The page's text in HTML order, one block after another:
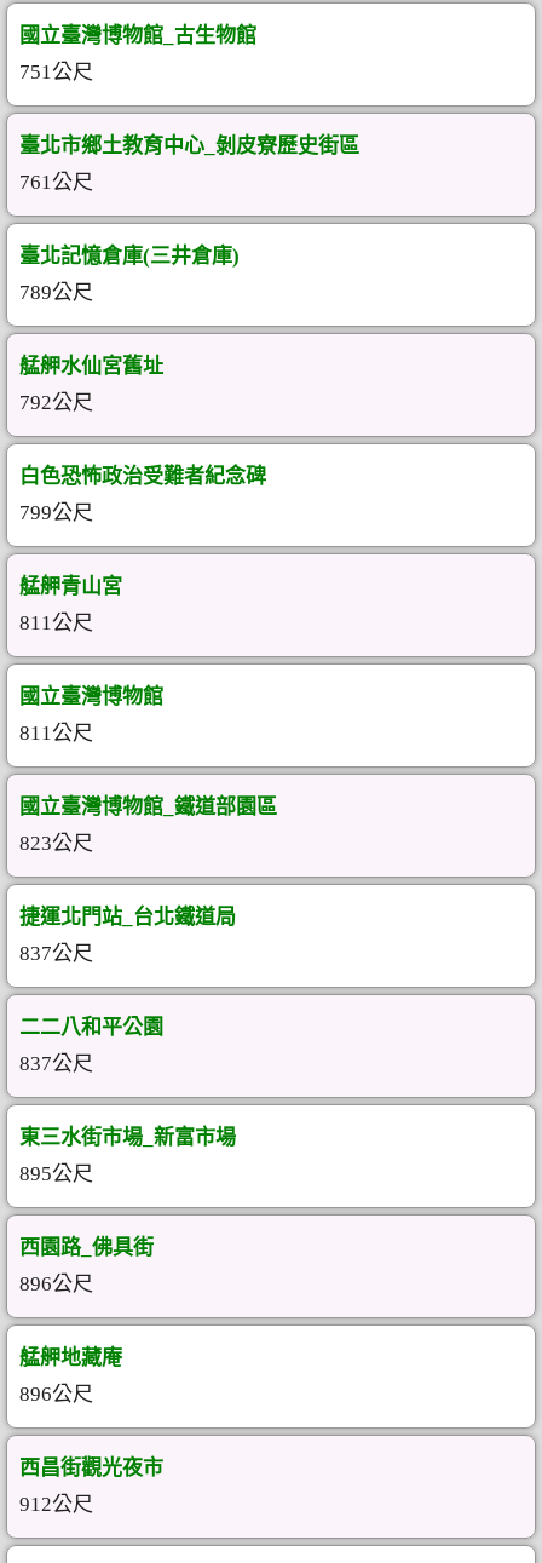
國立臺灣博物館_古生物館
751公尺
臺北市鄉土教育中心_剝皮寮歷史街區
761公尺
臺北記憶倉庫(三井倉庫)
789公尺
艋舺水仙宮舊址
792公尺
白色恐怖政治受難者紀念碑
799公尺
艋舺青山宮
811公尺
國立臺灣博物館
811公尺
國立臺灣博物館_鐵道部園區
823公尺
捷運北門站_台北鐵道局
837公尺
二二八和平公園
837公尺
東三水街市場_新富市場
895公尺
西園路_佛具街
896公尺
艋舺地藏庵
896公尺
西昌街觀光夜市
912公尺